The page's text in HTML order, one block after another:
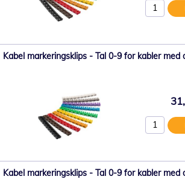
Kabel markeringsklips - Tal 0-9 for kabler med
Kabel markeringsklips - Tal 0-9 for kabler med